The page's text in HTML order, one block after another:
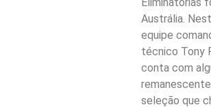
Austrália.
equipe
técnico Tony
conta com
seleção que